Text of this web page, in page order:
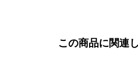
この商品に関連